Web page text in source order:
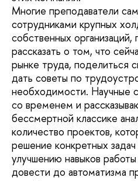
Многие преподаватели
сотрудниками крупных
собственных организаций,
рассказать о том, что
рынке труда, поделиться
дать советы по
необходимости. Научные
со временем и
бессмертной классике
количество проектов,
решение конкретных
улучшению навыков
довести до автоматизма